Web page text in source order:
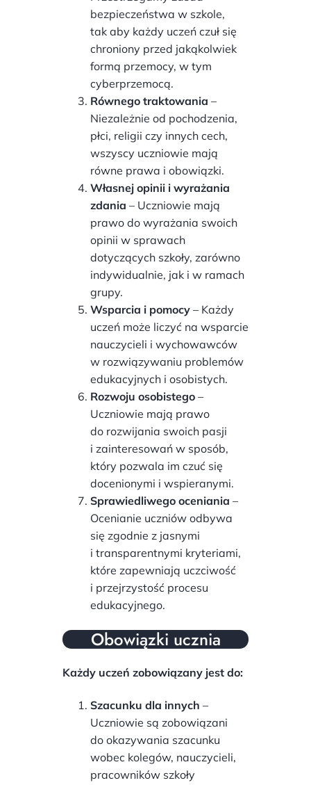
bezpieczeństwa w szkole,
tak aby każdy uczeń czuł się
chroniony przed jakąkolwiek
formą przemocy, w tym
cyberprzemocą.
Równego traktowania –
Niezależnie od pochodzenia,
płci, religii czy innych cech,
wszyscy uczniowie mają
równe prawa i obowiązki.
Własnej opinii i wyrażania
zdania – Uczniowie mają
prawo do wyrażania swoich
opinii w sprawach
dotyczących szkoły, zarówno
indywidualnie, jak i w ramach
grupy.
Wsparcia i pomocy– Każdy
uczeń może liczyć na wsparcie
nauczycieli i wychowawców
w rozwiązywaniu problemów
edukacyjnych i osobistych.
Rozwoju osobistego–
Uczniowie mają prawo
do rozwijania swoich pasji
i zainteresowań w sposób,
który pozwala im czuć się
docenionymi i wspieranymi.
Sprawiedliwego oceniania –
Ocenianie uczniów odbywa
się zgodnie z jasnymi
i transparentnymi kryteriami,
które zapewniają uczciwość
i przejrzystość procesu
edukacyjnego.
Obowiązki ucznia
Każdy uczeń zobowiązany jest do:
Szacunku dla innych –
Uczniowie są zobowiązani
do okazywania szacunku
wobec kolegów, nauczycieli,
pracowników szkoły